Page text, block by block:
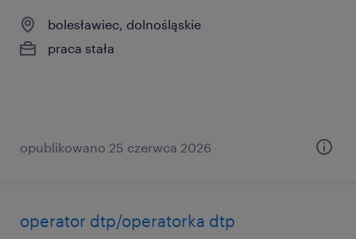
bolesławiec, dolnośląskie
praca stała
opublikowano 25 czerwca 2026
operator dtp/operatorka dtp